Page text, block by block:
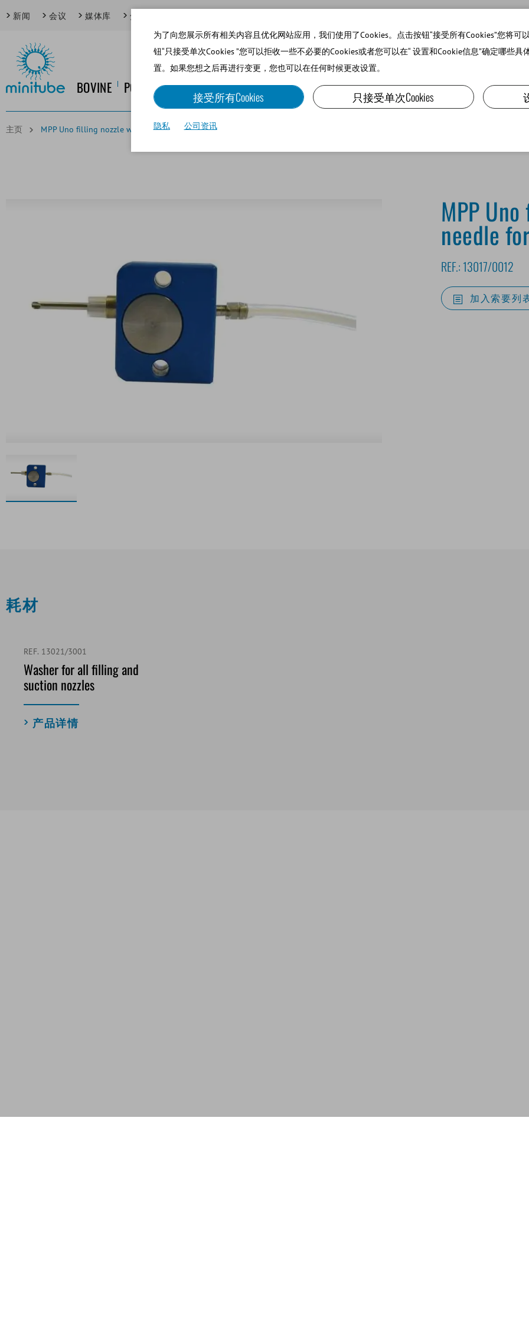
新闻 会议 媒体库 焦点话题
BOVINE PORCINE EQUINE CANINE SMALL RUMINANTS AND CAMELIDS LAB EQUIPMENT
主页 MPP Uno filling nozzle with 1 needle for 0.25 ml straws
MPP
needle
REF.: 13017/0012
加入索要列
耗材
REF. 13021/3001
Washer for all filling and
suction nozzles
产品详情
为了向您展示所有相关内容且优化网站应用，我们使用了Cookies。点击按钮“接受所有Cookies”您将可
钮“只接受单次Cookies ”您可以拒收一些不必要的Cookies或者您可以在“ 设置和Cookie信息”确定哪些具
置。如果您想之后再进行变更，您也可以在任何时候更改设置。
接受所有Cookies 只接受单次Cookies
隐私 公司资讯